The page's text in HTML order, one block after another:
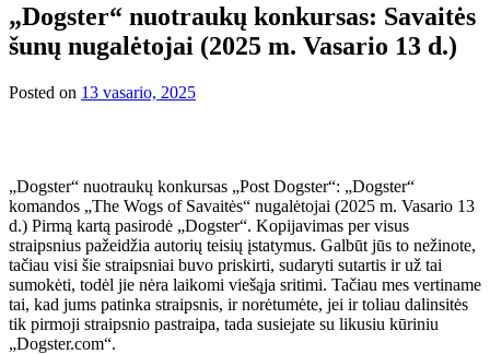
„Dogster“ nuotraukų konkursas: Savaitės
šunų nugalėtojai (2025 m. Vasario 13 d.)
Posted on 13 vasario, 2025
„Dogster“ nuotraukų konkursas „Post Dogster“: „Dogster“
komandos „The Wogs of Savaitės“ nugalėtojai (2025 m. Vasario 13
d.) Pirmą kartą pasirodė „Dogster“. Kopijavimas per visus
straipsnius pažeidžia autorių teisių įstatymus. Galbūt jūs to nežinote,
tačiau visi šie straipsniai buvo priskirti, sudaryti sutartis ir už tai
sumokėti, todėl jie nėra laikomi viešąja sritimi. Tačiau mes vertiname
tai, kad jums patinka straipsnis, ir norėtumėte, jei ir toliau dalinsitės
tik pirmoji straipsnio pastraipa, tada susiejate su likusiu kūriniu
„Dogster.com“.